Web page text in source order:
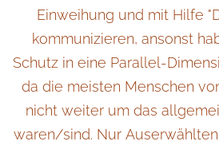
Einweihung und mit Hilfe
kommunizieren, ansonst
Schutz in eine Parallel-
da die meisten Menschen
nicht weiter um das
waren/sind. Nur